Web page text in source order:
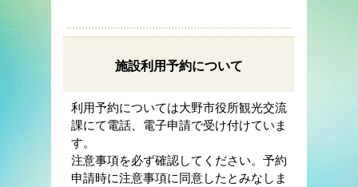
施設利用予約について
利用予約については大野市役所観光交流
課にて電話、電子申請で受け付けていま
す。
注意事項を必ず確認してください。予約
申請時に注意事項に同意したとみなしま